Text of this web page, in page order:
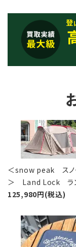
＜snow peak スノ
＞ Land Lock ラ
125,980円(税込)